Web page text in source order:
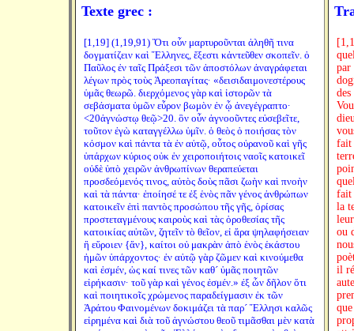
Texte grec :
[1,19] (1,19,91) Ὅτι οὖν μαρτυροῦνται ἀληθῆ τινα
δογματίζειν καὶ Ἕλληνες, ἔξεστι κἀντεῦθεν σκοπεῖν. ὁ
Παῦλος ἐν ταῖς Πράξεσι τῶν ἀποστόλων ἀναγράφεται
λέγων πρὸς τοὺς Ἀρεοπαγίτας· «δεισιδαιμονεστέρους
ὑμᾶς θεωρῶ. διερχόμενος γὰρ καὶ ἱστορῶν τὰ
σεβάσματα ὑμῶν εὗρον βωμὸν ἐν ᾧ ἀνεγέγραπτο·
<20ἀγνώστῳ θεῷ>20. ὃν οὖν ἀγνοοῦντες εὐσεβεῖτε,
τοῦτον ἐγὼ καταγγέλλω ὑμῖν. ὁ θεὸς ὁ ποιήσας τὸν
κόσμον καὶ πάντα τὰ ἐν αὐτῷ, οὗτος οὐρανοῦ καὶ γῆς
ὑπάρχων κύριος οὐκ ἐν χειροποιήτοις ναοῖς κατοικεῖ
οὐδὲ ὑπὸ χειρῶν ἀνθρωπίνων θεραπεύεται
προσδεόμενός τινος, αὐτὸς δοὺς πᾶσι ζωὴν καὶ πνοὴν
καὶ τὰ πάντα· ἐποίησέ τε ἐξ ἑνὸς πᾶν γένος ἀνθρώπων
κατοικεῖν ἐπὶ παντὸς προσώπου τῆς γῆς, ὁρίσας
προστεταγμένους καιροὺς καὶ τὰς ὁροθεσίας τῆς
κατοικίας αὐτῶν, ζητεῖν τὸ θεῖον, εἰ ἄρα ψηλαφήσειαν
ἢ εὕροιεν {ἄν}, καίτοι οὐ μακρὰν ἀπὸ ἑνὸς ἑκάστου
ἡμῶν ὑπάρχοντος· ἐν αὐτῷ γὰρ ζῶμεν καὶ κινούμεθα
καὶ ἐσμέν, ὡς καί τινες τῶν καθ´ ὑμᾶς ποιητῶν
εἰρήκασιν· τοῦ γὰρ καὶ γένος ἐσμέν.» ἐξ ὧν δῆλον ὅτι
καὶ ποιητικοῖς χρώμενος παραδείγμασιν ἐκ τῶν
Ἀράτου Φαινομένων δοκιμάζει τὰ παρ´ Ἕλλησι καλῶς
εἰρημένα καὶ διὰ τοῦ ἀγνώστου θεοῦ τιμᾶσθαι μὲν κατὰ
par
fait
fait
la
ou
il